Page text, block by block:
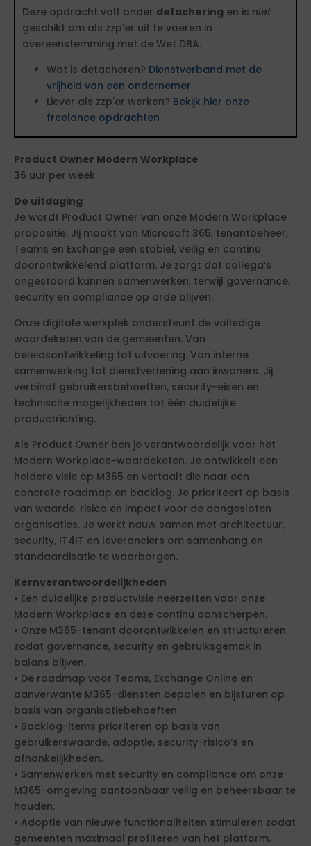
Deze opdracht valt onder detachering en is niet
geschikt om als zzp'er uit te voeren in
overeenstemming met de Wet DBA.
Wat is detacheren? Dienstverband met de
vrijheid van een ondernemer
Liever als zzp'er werken? Bekijk hier onze
freelance opdrachten
Product Owner Modern Workplace
36 uur per week
De uitdaging
Je wordt Product Owner van onze Modern Workplace
propositie. Jij maakt van Microsoft 365, tenantbeheer,
Teams en Exchange een stabiel, veilig en continu
doorontwikkelend platform. Je zorgt dat collega’s
ongestoord kunnen samenwerken, terwijl governance,
security en compliance op orde blijven.
Onze digitale werkplek ondersteunt de volledige
waardeketen van de gemeenten. Van
beleidsontwikkeling tot uitvoering. Van interne
samenwerking tot dienstverlening aan inwoners. Jij
verbindt gebruikersbehoeften, security-eisen en
technische mogelijkheden tot één duidelijke
productrichting.
Als Product Owner ben je verantwoordelijk voor het
Modern Workplace-waardeketen. Je ontwikkelt een
heldere visie op M365 en vertaalt die naar een
concrete roadmap en backlog. Je prioriteert op basis
van waarde, risico en impact voor de aangesloten
organisaties. Je werkt nauw samen met architectuur,
security, IT4IT en leveranciers om samenhang en
standaardisatie te waarborgen.
Kernverantwoordelijkheden
• Een duidelijke productvisie neerzetten voor onze
Modern Workplace en deze continu aanscherpen.
• Onze M365-tenant doorontwikkelen en structureren
zodat governance, security en gebruiksgemak in
balans blijven.
• De roadmap voor Teams, Exchange Online en
aanverwante M365-diensten bepalen en bijsturen op
basis van organisatiebehoeften.
• Backlog-items prioriteren op basis van
gebruikerswaarde, adoptie, security-risico’s en
afhankelijkheden.
• Samenwerken met security en compliance om onze
M365-omgeving aantoonbaar veilig en beheersbaar te
houden.
• Adoptie van nieuwe functionaliteiten stimuleren zodat
gemeenten maximaal profiteren van het platform.